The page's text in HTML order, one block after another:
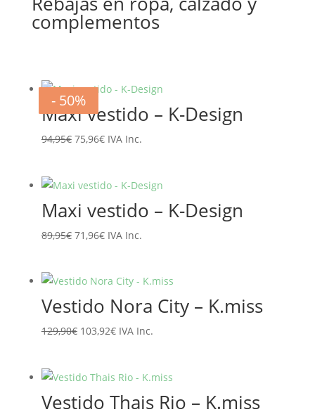
complementos
- 20%
Maxi vestido – K-Design
94,95€ El
era:
94,95€.
75,96€El
es:
75,96€.
IVA Inc.
- 20%
Maxi vestido – K-Design
89,95€ El
era:
89,95€.
71,96€El
es:
71,96€.
IVA Inc.
- 20%
Vestido Nora City – K.miss
129,90€ El
era:
129,90€.
103,92€El
es:
103,92€.
IVA Inc.
- 20%
Vestido Thais Rio – K.miss
- 20%
- 20%
- 50%
- 50%